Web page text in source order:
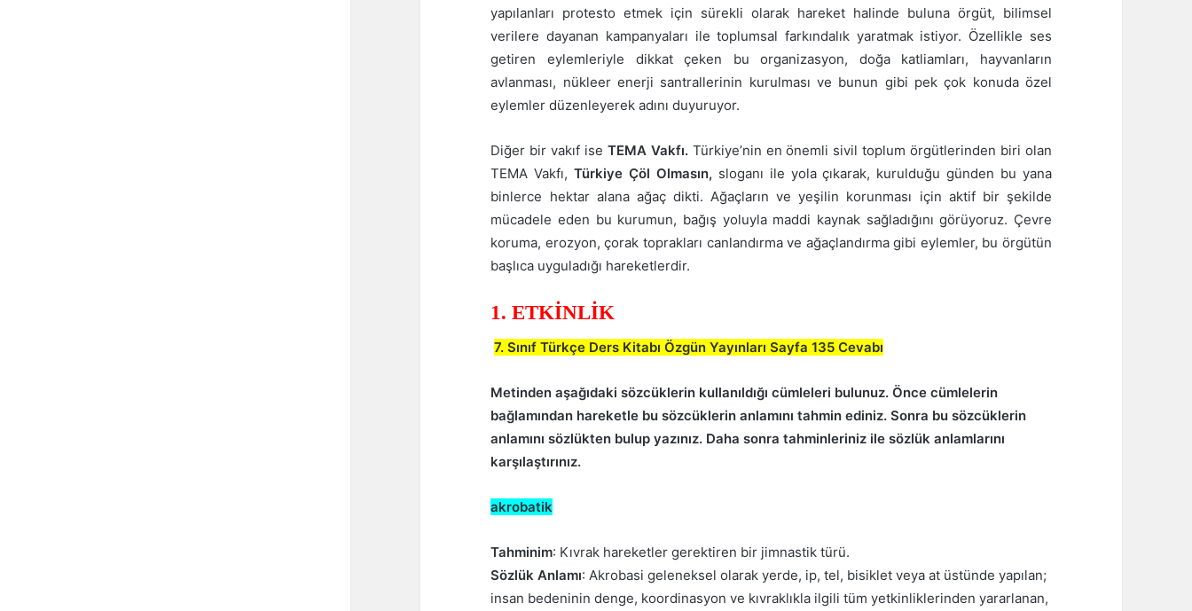
yapılanları protesto etmek için sürekli olarak hareket halinde buluna örgüt, bilimsel
verilere dayanan kampanyaları ile toplumsal farkındalık yaratmak istiyor. Özellikle ses
getiren eylemleriyle dikkat çeken bu organizasyon, doğa katliamları, hayvanların
avlanması, nükleer enerji santrallerinin kurulması ve bunun gibi pek çok konuda özel
eylemler düzenleyerek adını duyuruyor.
Diğer bir vakıf ise TEMA Vakfı.Türkiye’nin en önemli sivil toplum örgütlerinden biri olan
TEMA Vakfı,Türkiye Çöl Olmasın, sloganı ile yola çıkarak, kurulduğu günden bu yana
binlerce hektar alana ağaç dikti. Ağaçların ve yeşilin korunması için aktif bir şekilde
mücadele eden bu kurumun, bağış yoluyla maddi kaynak sağladığını görüyoruz. Çevre
koruma, erozyon, çorak toprakları canlandırma ve ağaçlandırma gibi eylemler, bu örgütün
başlıca uyguladığı hareketlerdir.
1. ETKİNLİK
7. Sınıf Türkçe Ders Kitabı Özgün Yayınları Sayfa 135 Cevabı
Metinden aşağıdaki sözcüklerin kullanıldığı cümleleri bulunuz. Önce cümlelerin
bağlamından hareketle bu sözcüklerin anlamını tahmin ediniz. Sonra bu sözcüklerin
anlamını sözlükten bulup yazınız. Daha sonra tahminleriniz ile sözlük anlamlarını
karşılaştırınız.
akrobatik
Tahminim: Kıvrak hareketler gerektiren bir jimnastik türü.
Sözlük Anlamı: Akrobasi geleneksel olarak yerde, ip, tel, bisiklet veya at üstünde yapılan;
insan bedeninin denge, koordinasyon ve kıvraklıkla ilgili tüm yetkinliklerinden yararlanan,